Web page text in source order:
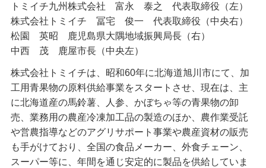
トミイチ九州株式会社 富永 泰之 代表取締役（左）
株式会社トミイチ 冨宅 俊一 代表取締役（中央右）
松園 英昭 鹿児島県大隅地域振興局長（右）
中西 茂 鹿屋市長（中央左）
株式会社トミイチは、昭和60年に北海道旭川市にて、加
工用青果物の原料供給事業をスタートさせ、現在は、主
に北海道産の馬鈴薯、人参、かぼちゃ等の青果物の卸
売、業務用の農産冷凍加工品の製造のほか、農作業受託
や営農指導などのアグリサポート事業や農産資材の販売
も手がけており、全国の食品メーカー、外食チェーン、
スーパー等に、年間を通じ安定的に製品を供給していま